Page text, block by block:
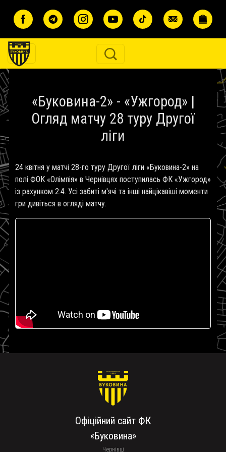
«Буковина-2» - «Ужгород» |
Огляд матчу 28 туру Другої
ліги
24 квітня у матчі 28-го туру Другої ліги «Буковина-2» на
полі ФОК «Олімпія» в Чернівцях поступилась ФК «Ужгород»
із рахунком 2:4. Усі забиті м'ячі та інші найцікавіші моменти
гри дивіться в огляді матчу.
Офіційний сайт ФК
«Буковина»
Чернівці